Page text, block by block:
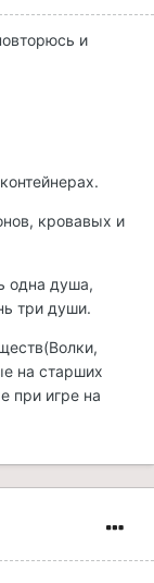
и
кровавых и
одна душа,
три души.
на старших
при игре на